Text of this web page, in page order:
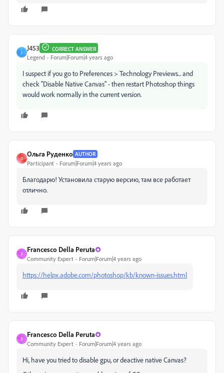
J
J453 CORRECT ANSWER
Legend Forum|Forum|4 years ago
I suspect if you go to Preferences > Technology Previews... and
check "Disable Native Canvas" - then restart Photoshop things
would work normally in the current version.
О
Ольга Руденко AUTHOR
Participant Forum|Forum|4 years ago
Благодарю! Установила старую версию, там все работает
отлично.
F
Francesco Della Peruta
Community Expert Forum|Forum|4 years ago
https://helpx.adobe.com/photoshop/kb/known-issues.html
F
Francesco Della Peruta
Community Expert Forum|Forum|4 years ago
Hi, have you tried to disable gpu, or deactive native Canvas?